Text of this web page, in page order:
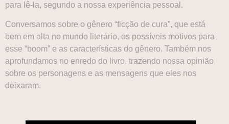
para lê-la, segundo a nossa experiência pessoal.
Conversamos sobre o gênero “ficção de cura”, que está
bem em alta no mundo literário, os possíveis motivos para
esse “boom” e as características do gênero. Também nos
aprofundamos no enredo do livro, trazendo nossa opinião
sobre os personagens e as mensagens que eles nos
deixaram.